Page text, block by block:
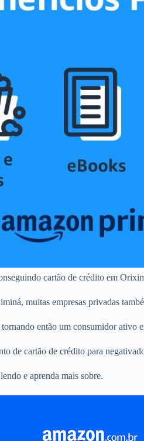
cartão de crédito em
muitas empresas privadas
então um consumidor
de cartão de crédito para
e aprenda mais sobre.